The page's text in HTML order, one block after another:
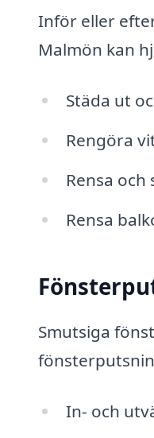
Inför eller
Malmön kan
Städa ut
Rengöra
Rensa
Rensa
Smutsiga
In- och